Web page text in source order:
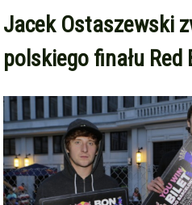
Jacek Ostaszewski
polskiego finału